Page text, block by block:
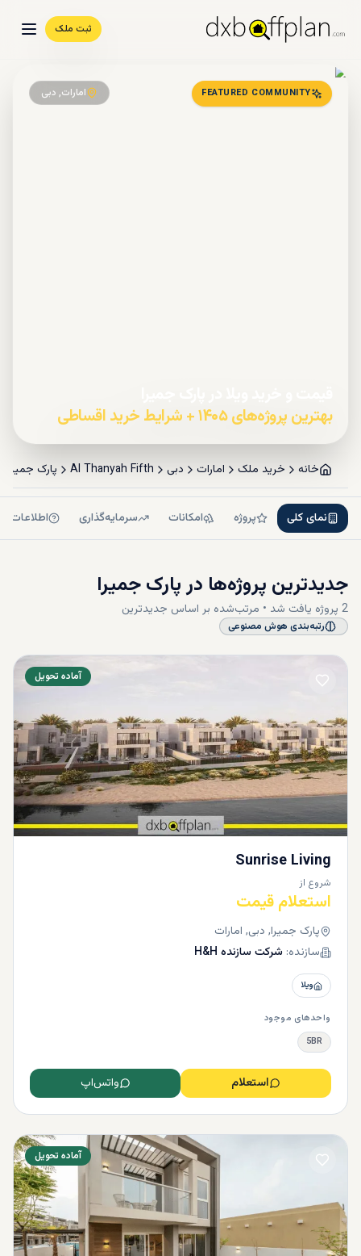
ثبت ملک
FEATURED COMMUNITY امارات, دبی
بهترین پروژه‌های ۱۴۰۵ + شرایط خرید اقساطی
خانه خرید ملک امارات دبی Al Thanyah Fifth پارک جمیرا
نمای کلی پروژه امکانات سرمایه‌گذاری اطلاعات
جدیدترین پروژه‌ها درپارک جمیرا
2 پروژه یافت شد • مرتب‌شده بر اساس جدیدترین
رتبه‌بندی هوش مصنوعی
آماده تحویل
Sunrise Living
شروع از
استعلام قیمت
پارک جمیرا, دبی, امارات
سازنده: شرکت سازنده H&H
ویلا
واحدهای موجود
5BR
استعلام واتس‌اپ
آماده تحویل